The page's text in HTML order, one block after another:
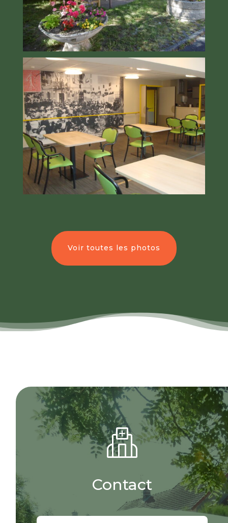
Voir toutes les photos
Contact